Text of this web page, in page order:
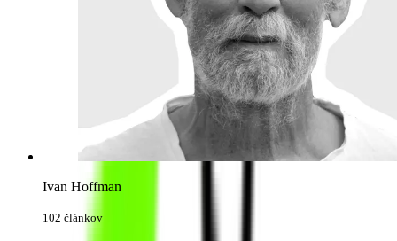
Ivan Hoffman
102 článkov